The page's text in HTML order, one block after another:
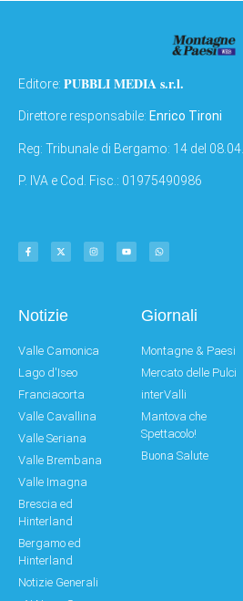
Editore: PUBBLI MEDIA s.r.l.
Direttore responsabile: Enrico Tironi
Reg: Tribunale di Bergamo: 14 del
P. IVA e Cod. Fisc.: 01975490986
Notizie
Valle Camonica
Lago d'Iseo
Franciacorta
Valle Cavallina
Valle Seriana
Valle Brembana
Valle Imagna
Brescia ed
Hinterland
Bergamo ed
Hinterland
Notizie Generali
Giornali
Montagne & Paesi
Mercato delle Pulci
interValli
Mantova che
Spettacolo!
Buona Salute